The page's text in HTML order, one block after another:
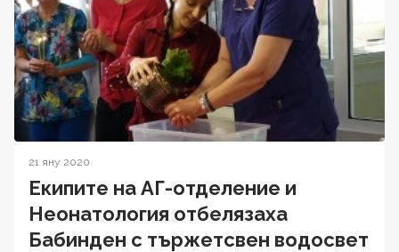
21 яну 2020
Екипите на АГ-отделение и
Неонатология отбелязаха
Бабинден с тържетсвен водосвет